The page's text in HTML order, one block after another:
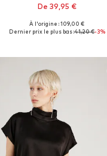
De 39,95 €
Tailles disponibles: XS, S, M, L, XL
À l'origine : 109,00 €
Dernier prix le plus bas :41,20 €-3%